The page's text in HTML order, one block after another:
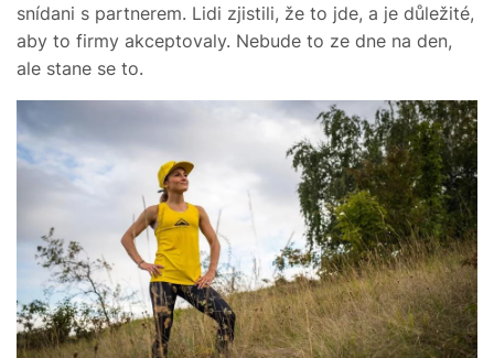
snídani s partnerem. Lidi zjistili, že to jde, a je důležité,
aby to firmy akceptovaly. Nebude to ze dne na den,
ale stane se to.